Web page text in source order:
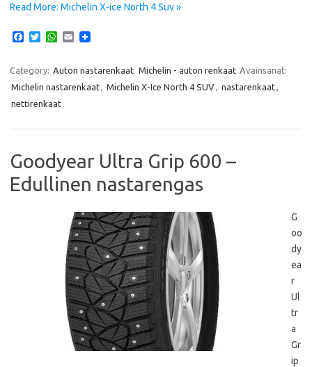
Read More: Michelin X-ice North 4 Suv »
e
b
o
o
T
t
e
r
W
t
s
A
p
E
i
Category: Auton nastarenkaat Michelin - auton renkaat Avainsanat:
Michelin nastarenkaat
Michelin X-Ice North 4 SUV nastarenkaat
nettirenkaat
Goodyear Ultra Grip 600 –
Edullinen nastarengas
G
oo
dy
ea
r
Ul
tr
a
Gr
ip